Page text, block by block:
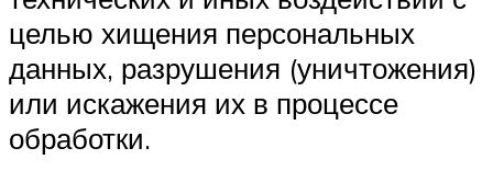
целью хищения персональных
данных, разрушения (уничтожения)
или искажения их в процессе
обработки.